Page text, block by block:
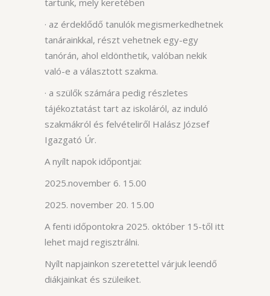
· az érdeklődő tanulók megismerkedhetnek
tanárainkkal, részt vehetnek egy-egy
tanórán, ahol eldönthetik, valóban nekik
való-e a választott szakma.
· a szülők számára pedig részletes
tájékoztatást tart az iskoláról, az induló
szakmákról és felvételiről Halász József
Igazgató Úr.
A nyílt napok időpontjai:
2025.november 6. 15.00
2025. november 20. 15.00
A fenti időpontokra 2025. október 15-től itt
lehet majd regisztrálni.
Nyílt napjainkon szeretettel várjuk leendő
diákjainkat és szüleiket.